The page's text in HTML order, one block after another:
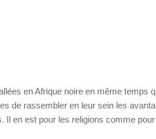
en Afrique noire en même temps
de rassembler en leur sein les
en est pour les religions comme